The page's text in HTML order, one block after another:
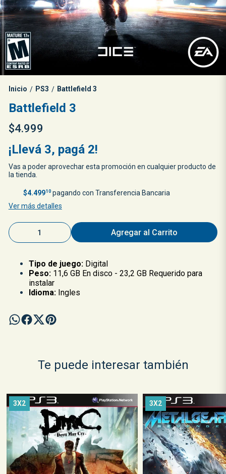
Inicio / PS3 / Battlefield 3
Battlefield 3
$4.999
¡Llevá 3, pagá 2!
Vas a poder aprovechar esta promoción en cualquier producto de
la tienda.
$4.49910pagando con Transferencia Bancaria
Ver más detalles
Agregar al Carrito
Tipo de juego: Digital
Peso: 11,6 GB En disco - 23,2 GB Requerido para
instalar
Idioma: Ingles
Te puede interesar también
3X2 3X2